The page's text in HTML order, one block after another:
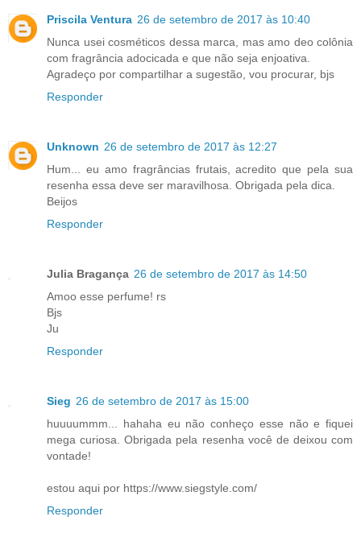
Priscila Ventura 26 de setembro de 2017 às 10:40
Nunca usei cosméticos dessa marca, mas amo deo colônia
com fragrância adocicada e que não seja enjoativa.
Agradeço por compartilhar a sugestão, vou procurar, bjs
Responder
Unknown 26 de setembro de 2017 às 12:27
Hum... eu amo fragrâncias frutais, acredito que pela sua
resenha essa deve ser maravilhosa. Obrigada pela dica.
Beijos
Responder
Julia Bragança 26 de setembro de 2017 às 14:50
Amoo esse perfume! rs
Bjs
Ju
Responder
Sieg 26 de setembro de 2017 às 15:00
huuuummm... hahaha eu não conheço esse não e fiquei
mega curiosa. Obrigada pela resenha você de deixou com
vontade!
estou aqui por https://www.siegstyle.com/
Responder